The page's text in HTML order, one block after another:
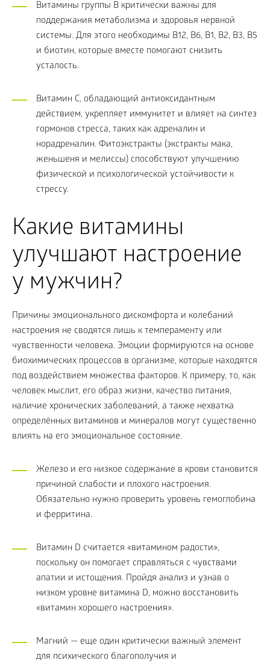
Витамины группы В критически важны для
поддержания метаболизма и здоровья нервной
системы. Для этого необходимы В12, В6, B1, B2, B3, B5
и биотин, которые вместе помогают снизить
усталость.
Витамин С, обладающий антиоксидантным
действием, укрепляет иммунитет и влияет на синтез
гормонов стресса, таких как адреналин и
норадреналин. Фитоэкстракты (экстракты мака,
женьшеня и мелиссы) способствуют улучшению
физической и психологической устойчивости к
стрессу.
Какие витамины
улучшают настроение
у мужчин?
Причины эмоционального дискомфорта и колебаний
настроения не сводятся лишь к темпераменту или
чувственности человека. Эмоции формируются на основе
биохимических процессов в организме, которые находятся
под воздействием множества факторов. К примеру, то, как
человек мыслит, его образ жизни, качество питания,
наличие хронических заболеваний, а также нехватка
определённых витаминов и минералов могут существенно
влиять на его эмоциональное состояние.
Железо и его низкое содержание в крови становится
причиной слабости и плохого настроения.
Обязательно нужно проверить уровень гемоглобина
и ферритина.
Витамин D считается «витамином радости»,
поскольку он помогает справляться с чувствами
апатии и истощения. Пройдя анализ и узнав о
низком уровне витамина D, можно восстановить
«витамин хорошего настроения».
Магний — еще один критически важный элемент
для психического благополучия и